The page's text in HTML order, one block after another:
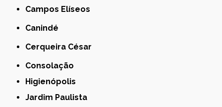
Campos Elíseos
Canindé
Cerqueira César
Consolação
Higienópolis
Jardim Paulista